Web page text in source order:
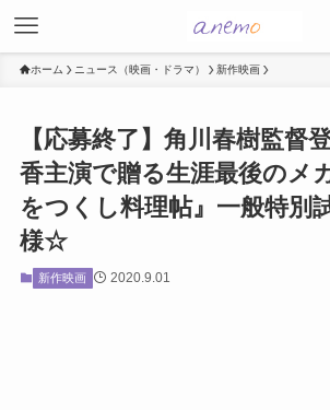
ホーム ニュース（映画・ドラマ） 新作映画
【応募終了】角川春樹監督
香主演で贈る生涯最後のメ
をつくし料理帖』一般特別
様☆
新作映画 2020.9.01